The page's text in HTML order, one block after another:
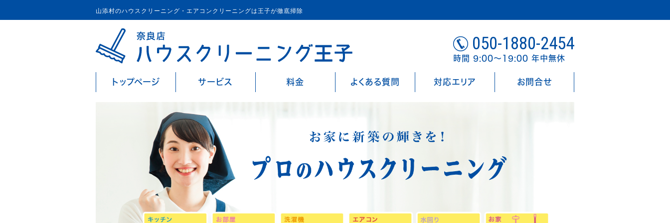
山添村のハウスクリーニング・エアコンクリーニングは王子が徹底掃除
050-1880-2454
時間 9:00～19:00 年中無休
トップページ サービス 料金 よくある質問 対応エリア お問合せ